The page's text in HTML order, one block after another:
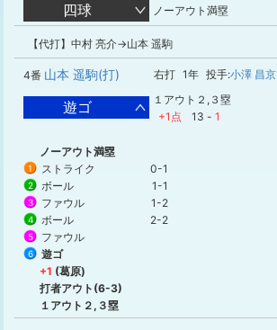
四球 ノーアウト満塁
【代打】中村 亮介→山本 遥駒
4番 山本 遥駒(打) 右打 1年 投手:小澤 昌京
遊ゴ
１アウト２,３塁
+1点
13 - 1
ノーアウト満塁
1 ストライク 0-1
2 ボール 1-1
3 ファウル 1-2
4 ボール 2-2
5 ファウル
6
遊ゴ
+1 (葛原)
打者アウト(6-3)
１アウト２,３塁